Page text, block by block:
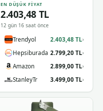
EN DÜŞÜK FIYAT
2.403,48 TL
12 gün 16 saat önce
Trendyol 2.403,48 TL›
Hepsiburada 2.799,20 TL›
Amazon 2.899,00 TL›
StanleyTr 3.499,00 TL›